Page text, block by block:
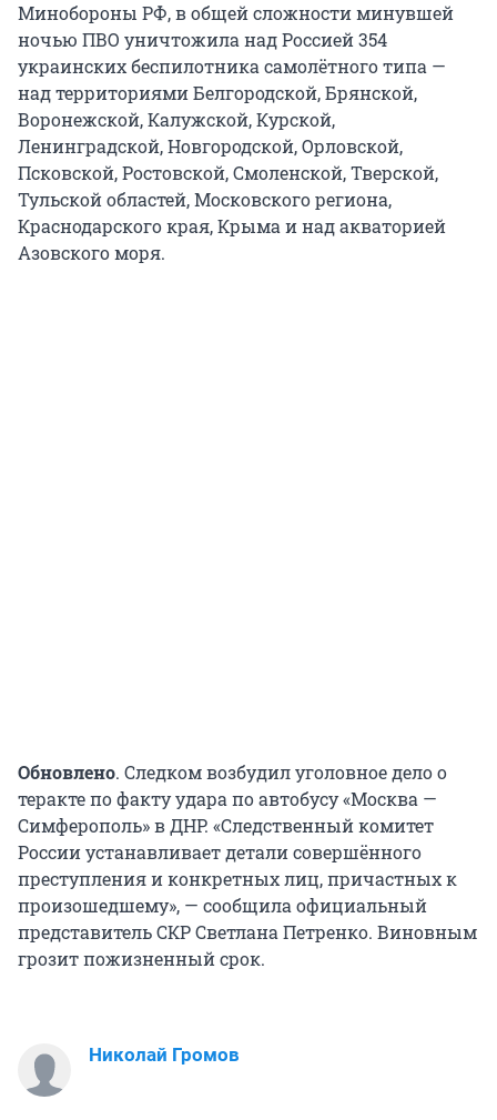
Минобороны РФ, в общей сложности минувшей
ночью ПВО уничтожила над Россией 354
украинских беспилотника самолётного типа —
над территориями Белгородской, Брянской,
Воронежской, Калужской, Курской,
Ленинградской, Новгородской, Орловской,
Псковской, Ростовской, Смоленской, Тверской,
Тульской областей, Московского региона,
Краснодарского края, Крыма и над акваторией
Азовского моря.
Обновлено. Следком возбудил уголовное дело о
теракте по факту удара по автобусу «Москва —
Симферополь» в ДНР. «Следственный комитет
России устанавливает детали совершённого
преступления и конкретных лиц, причастных к
произошедшему», — сообщила официальный
представитель СКР Светлана Петренко. Виновным
грозит пожизненный срок.
Николай Громов